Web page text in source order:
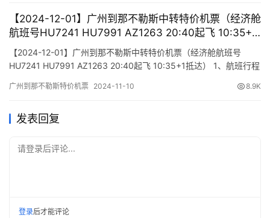
【2024-12-01】广州到那不勒斯中转特价机票（经济舱
航班号HU7241 HU7991 AZ1263 20:40起飞 10:35+1
抵达）
【2024-12-01】广州到那不勒斯中转特价机票（经济舱航班号
HU7241 HU7991 AZ1263 20:40起飞 10:35+1抵达） 1、航班行程
(Departure/Arrival) (Flight) (class) (Departure Time) (Arrival…
广州到那不勒斯特价机票 2024-11-10 8.9K
发表回复
请登录后评论...
登录后才能评论